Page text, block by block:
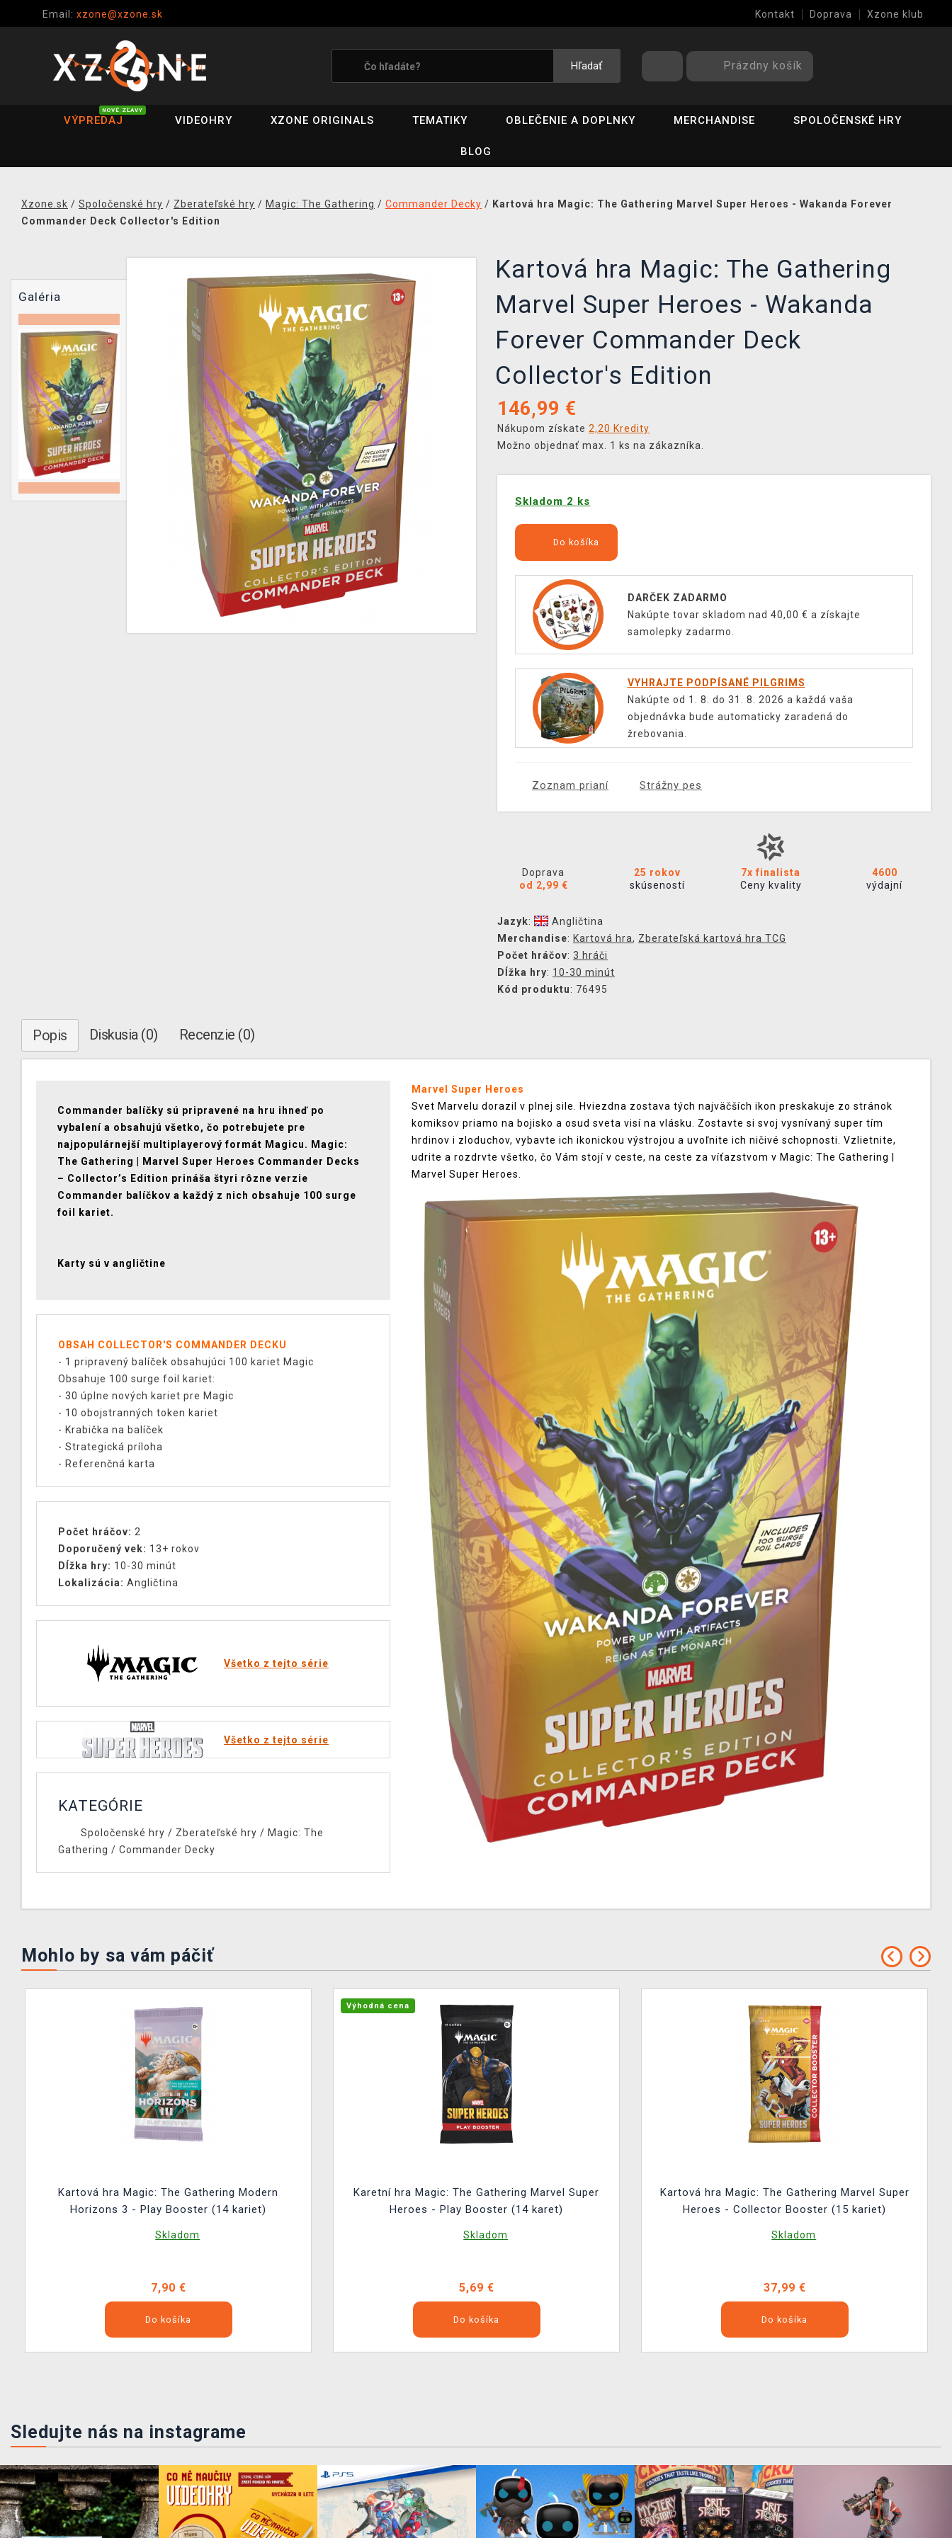
Email: xzone@xzone.sk Kontakt Doprava Xzone klub
Hľadať Prázdny košík
VÝPREDAJ
NOVÉ ZĽAVY
VIDEOHRY XZONE ORIGINALS TEMATIKY OBLEČENIE A DOPLNKY MERCHANDISE SPOLOČENSKÉ HRY
BLOG
Xzone.sk / Spoločenské hry / Zberateľské hry / Magic: The Gathering / Commander Decky / Kartová hra Magic: The Gathering Marvel Super Heroes - Wakanda Forever
Commander Deck Collector's Edition
Galéria
Kartová hra Magic: The Gathering
Marvel Super Heroes - Wakanda
Forever Commander Deck
Collector's Edition
146,99 €
Nákupom získate 2,20 Kredity
Možno objednať max. 1 ks na zákazníka.
Skladom 2 ks
Do košíka
DARČEK ZADARMO
Nakúpte tovar skladom nad 40,00 € a získajte
samolepky zadarmo.
VYHRAJTE PODPÍSANÉ PILGRIMS
Nakúpte od 1. 8. do 31. 8. 2026 a každá vaša
objednávka bude automaticky zaradená do
žrebovania.
Zoznam prianí Strážny pes
Doprava
od 2,99 €
25 rokov
skúseností
7x finalista
Ceny kvality
4600
výdajní
Jazyk:
Angličtina
Merchandise: Kartová hra, Zberateľská kartová hra TCG
Počet hráčov: 3 hráči
Dĺžka hry: 10-30 minút
Kód produktu: 76495
Popis Diskusia (0) Recenzie (0)
Commander balíčky sú pripravené na hru ihneď po
vybalení a obsahujú všetko, čo potrebujete pre
najpopulárnejší multiplayerový formát Magicu. Magic:
The Gathering | Marvel Super Heroes Commander Decks
– Collector’s Edition prináša štyri rôzne verzie
Commander balíčkov a každý z nich obsahuje 100 surge
foil kariet.
Karty sú v angličtine
OBSAH COLLECTOR'S COMMANDER DECKU
- 1 pripravený balíček obsahujúci 100 kariet Magic
Obsahuje 100 surge foil kariet:
- 30 úplne nových kariet pre Magic
- 10 obojstranných token kariet
- Krabička na balíček
- Strategická príloha
- Referenčná karta
Počet hráčov: 2
Doporučený vek: 13+ rokov
Dĺžka hry: 10-30 minút
Lokalizácia: Angličtina
Všetko z tejto série
Všetko z tejto série
KATEGÓRIE
Spoločenské hry / Zberateľské hry / Magic: The
Gathering / Commander Decky
Marvel Super Heroes
Svet Marvelu dorazil v plnej sile. Hviezdna zostava tých najväčších ikon preskakuje zo stránok
komiksov priamo na bojisko a osud sveta visí na vlásku. Zostavte si svoj vysnívaný super tím
hrdinov i zloduchov, vybavte ich ikonickou výstrojou a uvoľnite ich ničivé schopnosti. Vzlietnite,
udrite a rozdrvte všetko, čo Vám stojí v ceste, na ceste za víťazstvom v Magic: The Gathering |
Marvel Super Heroes.
Mohlo by sa vám páčiť
Kartová hra Magic: The Gathering Modern
Horizons 3 - Play Booster (14 kariet)
Skladom
7,90 €
Do košíka
Výhodná cena
Karetní hra Magic: The Gathering Marvel Super
Heroes - Play Booster (14 karet)
Skladom
5,69 €
Do košíka
Kartová hra Magic: The Gathering Marvel Super
Heroes - Collector Booster (15 kariet)
Skladom
37,99 €
Do košíka
Sledujte nás na instagrame